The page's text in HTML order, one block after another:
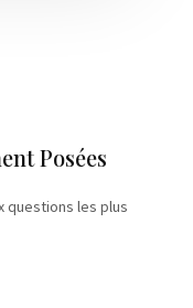
Posées
questions les plus